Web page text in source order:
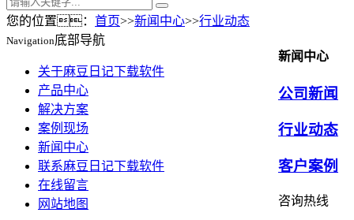
您的位置： 首页>>新闻中心>>行业动态
新闻中心
公司新闻
行业动态
客户案例
咨询热线
Navigation底部导航
关于麻豆日记下载软件
产品中心
解决方案
案例现场
新闻中心
联系麻豆日记下载软件
在线留言
网站地图